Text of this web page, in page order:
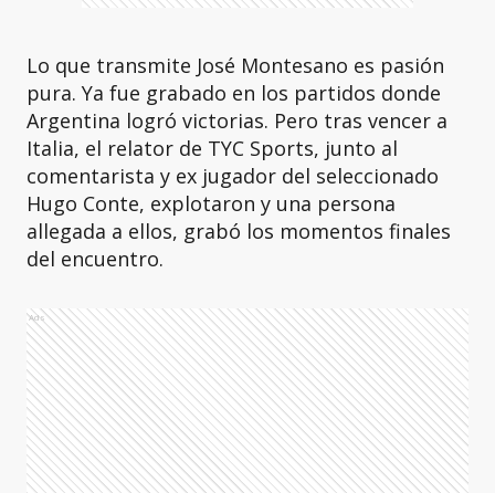
Lo que transmite José Montesano es pasión
pura. Ya fue grabado en los partidos donde
Argentina logró victorias. Pero tras vencer a
Italia, el relator de TYC Sports, junto al
comentarista y ex jugador del seleccionado
Hugo Conte, explotaron y una persona
allegada a ellos, grabó los momentos finales
del encuentro.
Ads